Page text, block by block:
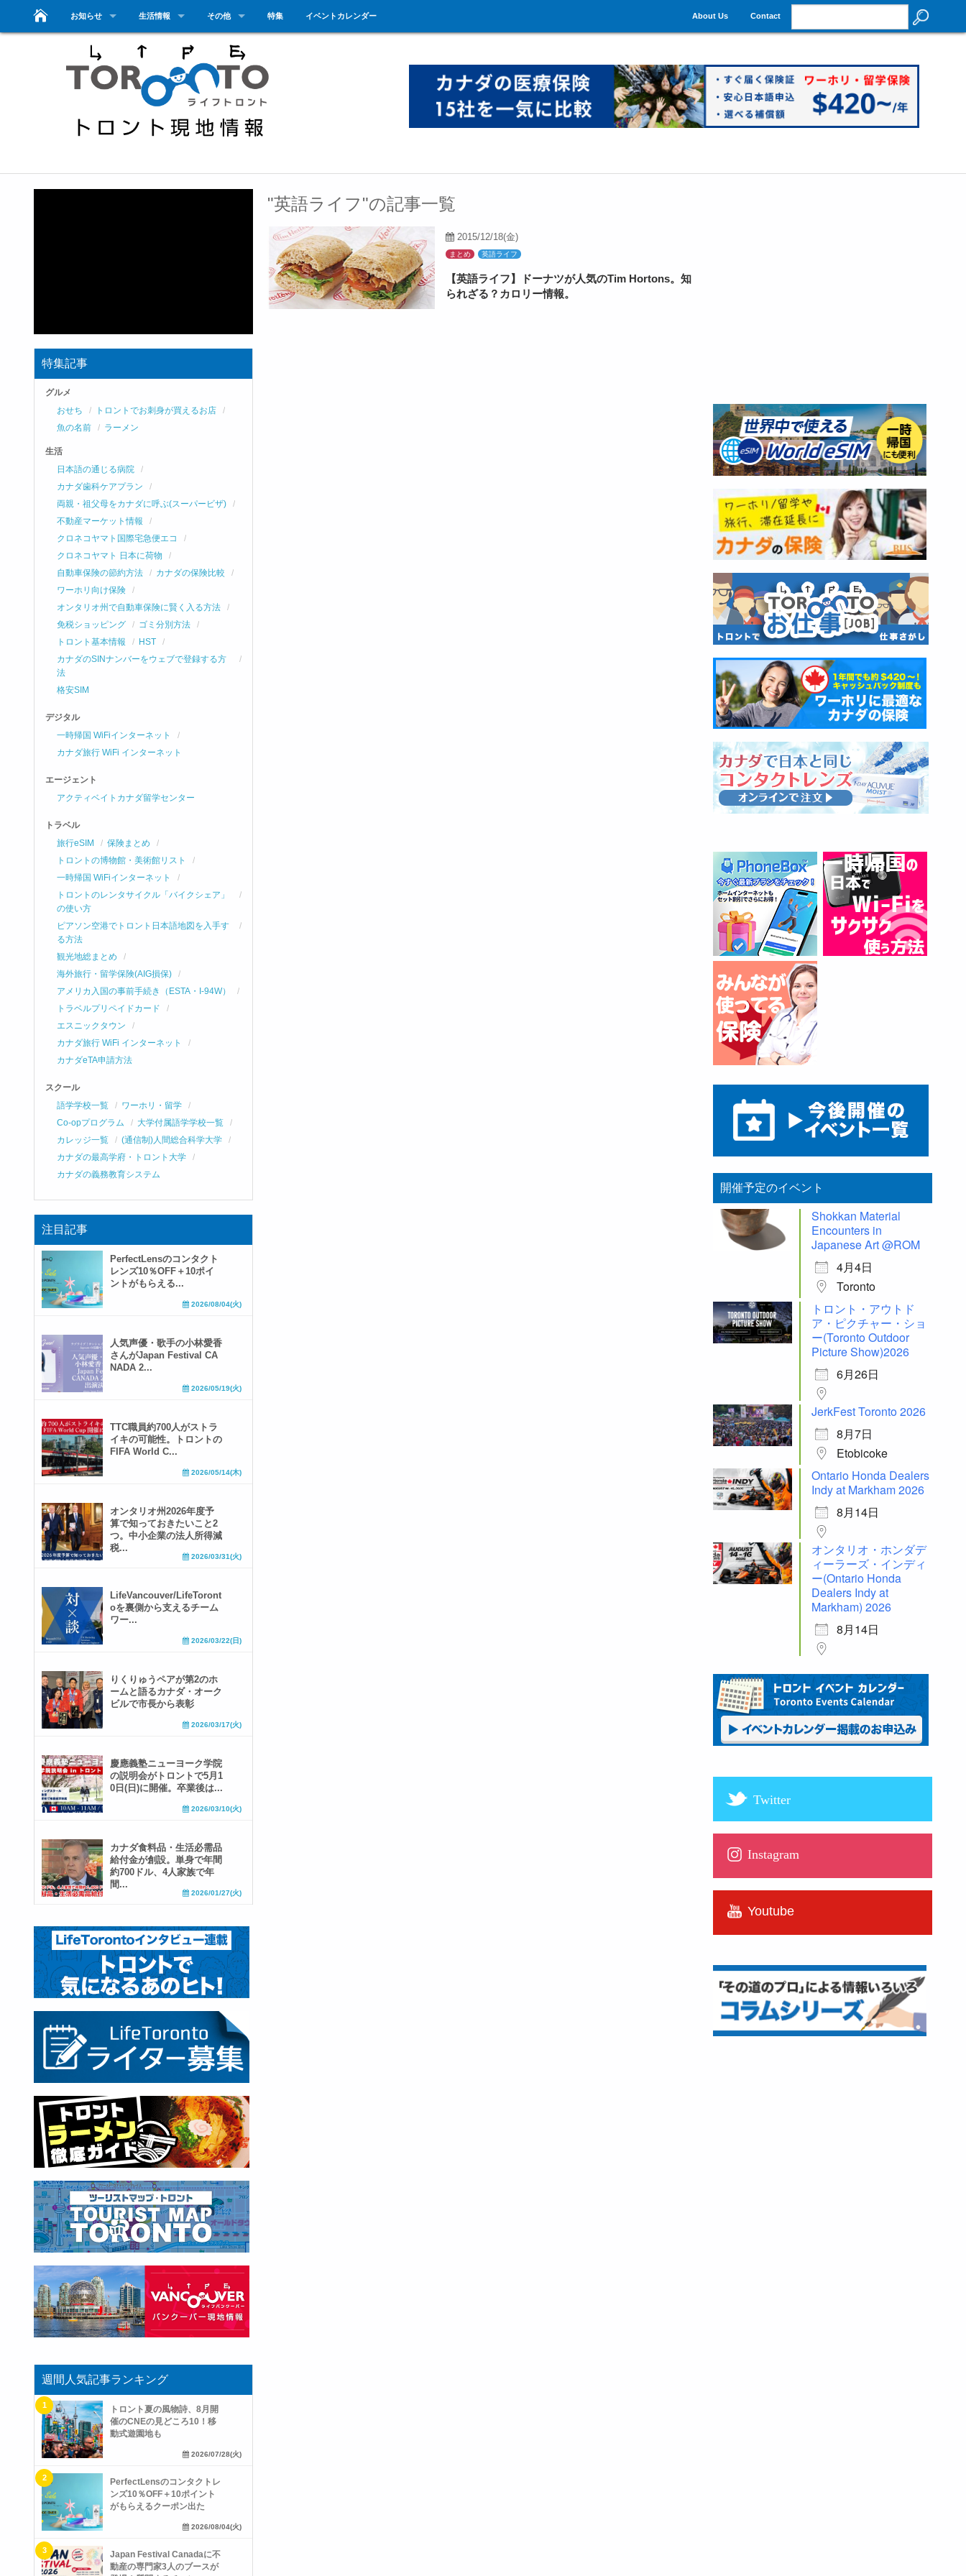
お知らせ 生活情報 その他 特集 イベントカレンダー About Us Contact
"英語ライフ"の記事一覧
2015/12/18(金)
まとめ 英語ライフ
【英語ライフ】ドーナツが人気のTim Hortons。知
られざる？カロリー情報。
特集記事
グルメ
おせち
トロントでお刺身が買えるお店
魚の名前
ラーメン
生活
日本語の通じる病院
カナダ歯科ケアプラン
両親・祖父母をカナダに呼ぶ(スーパービザ)
不動産マーケット情報
クロネコヤマト国際宅急便エコ
クロネコヤマト 日本に荷物
自動車保険の節約方法
カナダの保険比較
ワーホリ向け保険
オンタリオ州で自動車保険に賢く入る方法
免税ショッピング
ゴミ分別方法
トロント基本情報
HST
カナダのSINナンバーをウェブで登録する方
法
格安SIM
デジタル
一時帰国 WiFiインターネット
カナダ旅行 WiFi インターネット
エージェント
アクティベイトカナダ留学センター
トラベル
旅行eSIM
保険まとめ
トロントの博物館・美術館リスト
一時帰国 WiFiインターネット
トロントのレンタサイクル「バイクシェア」
の使い方
ピアソン空港でトロント日本語地図を入手す
る方法
観光地総まとめ
海外旅行・留学保険(AIG損保)
アメリカ入国の事前手続き（ESTA・I-94W）
トラベルプリペイドカード
エスニックタウン
カナダ旅行 WiFi インターネット
カナダeTA申請方法
スクール
語学学校一覧
ワーホリ・留学
Co-opプログラム
大学付属語学学校一覧
カレッジ一覧
(通信制)人間総合科学大学
カナダの最高学府・トロント大学
カナダの義務教育システム
注目記事
PerfectLensのコンタクト
レンズ10％OFF＋10ポイ
ントがもらえる...
2026/08/04(火)
人気声優・歌手の小林愛香
さんがJapan Festival CA
NADA 2...
2026/05/19(火)
TTC職員約700人がストラ
イキの可能性。トロントの
FIFA World C...
2026/05/14(木)
オンタリオ州2026年度予
算で知っておきたいこと2
つ。中小企業の法人所得減
税...
2026/03/31(火)
LifeVancouver/LifeToront
oを裏側から支えるチーム
ワー...
2026/03/22(日)
りくりゅうペアが第2のホ
ームと語るカナダ・オーク
ビルで市長から表彰
2026/03/17(火)
慶應義塾ニューヨーク学院
の説明会がトロントで5月1
0日(日)に開催。卒業後は...
2026/03/10(火)
カナダ食料品・生活必需品
給付金が創設。単身で年間
約700ドル、4人家族で年
間...
2026/01/27(火)
週間人気記事ランキング
トロント夏の風物詩、8月開
催のCNEの見どころ10！移
動式遊園地も
2026/07/28(火)
PerfectLensのコンタクトレ
ンズ10％OFF＋10ポイント
がもらえるクーポン出た
2026/08/04(火)
Japan Festival Canadaに不
動産の専門家3人のブースが
開催予定のイベント
Shokkan Material
Encounters in
Japanese Art @ROM
4月4日
Toronto
トロント・アウトド
ア・ピクチャー・ショ
ー(Toronto Outdoor
Picture Show)2026
6月26日
JerkFest Toronto 2026
8月7日
Etobicoke
Ontario Honda Dealers
Indy at Markham 2026
8月14日
オンタリオ・ホンダデ
ィーラーズ・インディ
ー(Ontario Honda
Dealers Indy at
Markham) 2026
8月14日
Twitter
Instagram
Youtube